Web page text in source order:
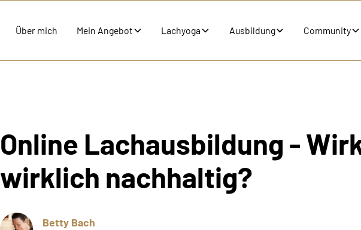
Über mich Mein Angebot Lachyoga Ausbildung Community
Online Lachausbildung -
wirklich nachhaltig?
Betty Bach